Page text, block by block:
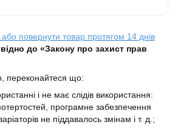
повернути товар протягом 14 днів
до «Закону про захист прав
переконайтеся що:
і не має слідів використання:
програмне забезпечення
не піддавалось змінам і т. д.;